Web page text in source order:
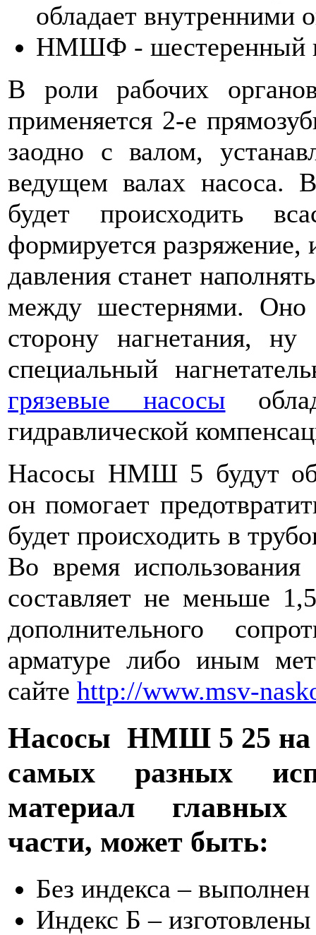
обладает внутренними
НМШФ - шестеренный
В роли рабочих
применяется 2-е
заодно с валом,
ведущем валах насоса.
будет происходить
формируется разряжение,
давления станет
между шестернями. Оно
сторону нагнетания,
специальный
грязевые насосы
гидравлической
Насосы НМШ 5 будут
он помогает
будет происходить в
Во время использования
составляет не меньше
дополнительного
арматуре либо иным
сайте http://www.msv-
Насосы НМШ 5 25 на
самых разных
материал главных
части, может быть:
Без индекса –
Индекс Б –